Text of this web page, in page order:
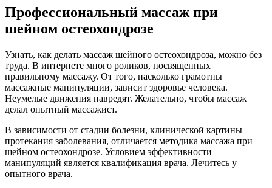
Профессиональный массаж при
шейном остеохондрозе
Узнать, как делать массаж шейного остеохондроза, можно без
труда. В интернете много роликов, посвященных
правильному массажу. От того, насколько грамотны
массажные манипуляции, зависит здоровье человека.
Неумелые движения навредят. Желательно, чтобы массаж
делал опытный массажист.
В зависимости от стадии болезни, клинической картины
протекания заболевания, отличается методика массажа при
шейном остеохондрозе. Условием эффективности
манипуляций является квалификация врача. Лечитесь у
опытного врача.